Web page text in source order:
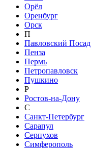
Орёл
Оренбург
Орск
П
Павловский Посад
Пенза
Пермь
Петропавловск
Пушкино
Р
Ростов-на-Дону
С
Санкт-Петербург
Сарапул
Серпухов
Симферополь